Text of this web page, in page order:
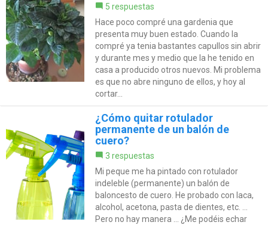
5 respuestas
Hace poco compré una gardenia que
presenta muy buen estado. Cuando la
compré ya tenia bastantes capullos sin abrir
y durante mes y medio que la he tenido en
casa a producido otros nuevos. Mi problema
es que no abre ninguno de ellos, y hoy al
cortar...
¿Cómo quitar rotulador
permanente de un balón de
cuero?
3 respuestas
Mi peque me ha pintado con rotulador
indeleble (permanente) un balón de
baloncesto de cuero. He probado con laca,
alcohol, acetona, pasta de dientes, etc. ...
Pero no hay manera ... ¿Me podéis echar